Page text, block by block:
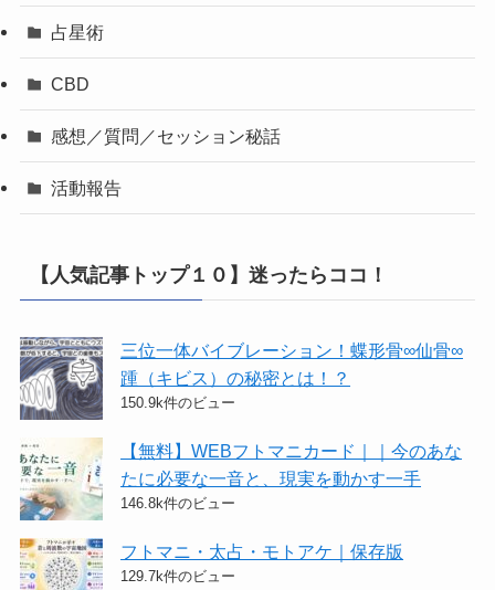
占星術
CBD
感想／質問／セッション秘話
活動報告
【人気記事トップ１０】迷ったらココ！
三位一体バイブレーション！蝶形骨∞仙骨∞
踵（キビス）の秘密とは！？
150.9k件のビュー
【無料】WEBフトマニカード｜｜今のあな
たに必要な一音と、現実を動かす一手
146.8k件のビュー
フトマニ・太占・モトアケ｜保存版
129.7k件のビュー